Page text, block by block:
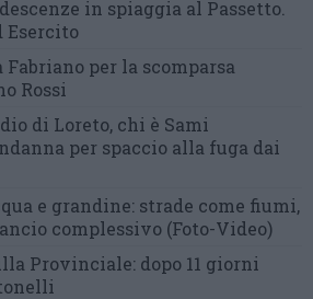
in spiaggia al Passetto.
Esercito
Fabriano per la scomparsa
Rossi
di Loreto, chi è Sami
per spaccio alla fuga dai
e grandine: strade come fiumi,
complessivo (Foto-Video)
Provinciale: dopo 11 giorni